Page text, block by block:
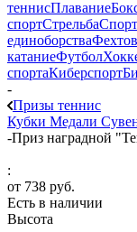
теннисПлавание
спортСтрельба
единоборства
катаниеФутбол
спортаКиберспорт
-
Призы теннис
Кубки Медали
-Приз наградной
:
от 738 руб.
Есть в наличии
Высота